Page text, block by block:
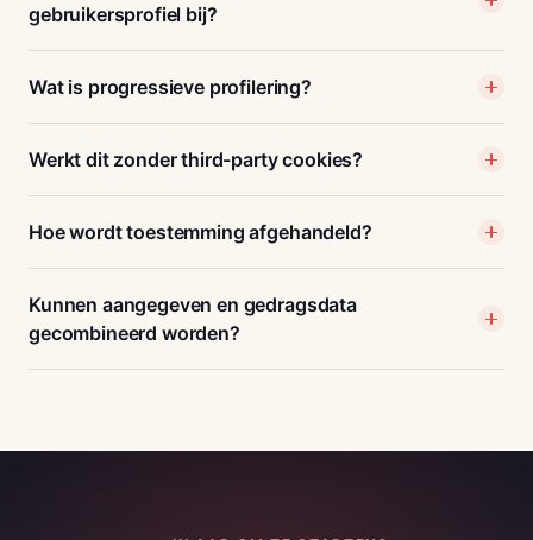
gebruikersprofiel bij?
Wat is progressieve profilering?
Werkt dit zonder third-party cookies?
Hoe wordt toestemming afgehandeld?
Kunnen aangegeven en gedragsdata
gecombineerd worden?